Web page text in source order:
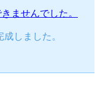
ませんでした。
しました。